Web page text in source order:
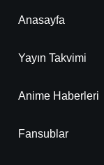
Anasayfa
Yayın Takvimi
Anime Haberleri
Fansublar